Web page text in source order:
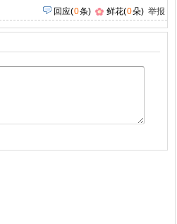
回应(0条) 鲜花(0朵) 举报